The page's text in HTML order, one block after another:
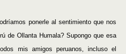
ponerle al sentimiento que nos
de Ollanta Humala? Supongo que esa
mis amigos peruanos, incluso el